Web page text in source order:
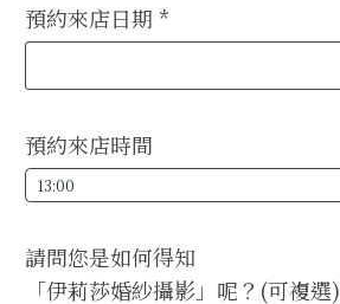
預約來店日期 *
預約來店時間
請問您是如何得知
「伊莉莎婚紗攝影」呢？(可複選)